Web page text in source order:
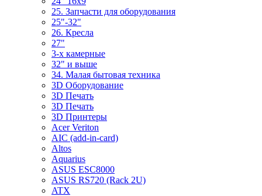
25. Запчасти для оборудования
25"-32"
26. Кресла
27"
3-x камерные
32" и выше
34. Малая бытовая техника
3D Оборудование
3D Печать
3D Печать
3D Принтеры
Acer Veriton
AIC (add-in-card)
Altos
Aquarius
ASUS ESC8000
ASUS RS720 (Rack 2U)
ATX